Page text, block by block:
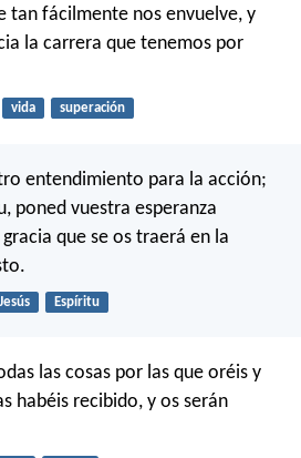
tan fácilmente nos envuelve, y
la carrera que tenemos por
vida superación
entendimiento para la acción;
poned vuestra esperanza
que se os traerá en la
Jesús Espíritu
las cosas por las que oréis y
habéis recibido, y os serán